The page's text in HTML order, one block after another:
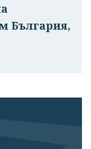
България,